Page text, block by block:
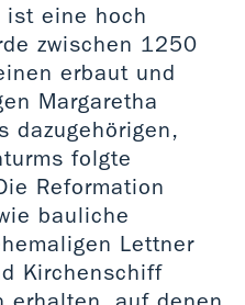
ist eine hoch
zwischen 1250
erbaut und
Margaretha
dazugehörigen,
folgte
Reformation
bauliche
Lettner
Kirchenschiff